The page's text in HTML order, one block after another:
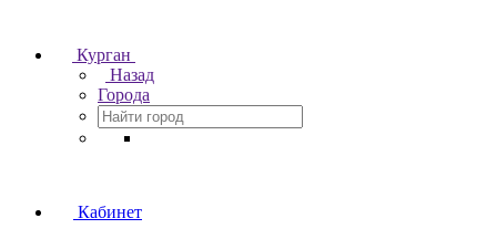
Курган
Назад
Города
Кабинет